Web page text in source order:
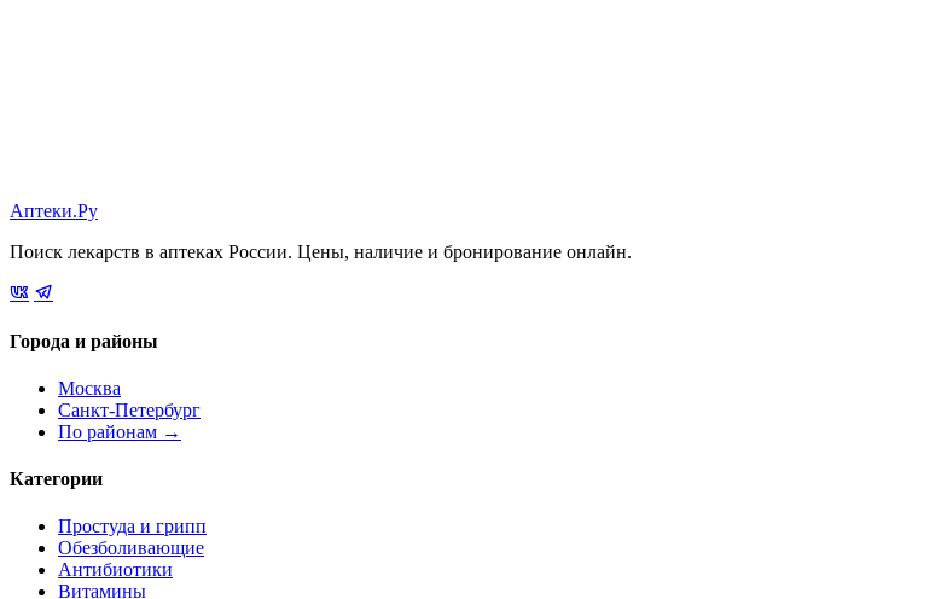
Аптеки.Ру
Поиск лекарств в аптеках России. Цены, наличие и бронирование онлайн.
Города и районы
Москва
Санкт-Петербург
По районам →
Категории
Простуда и грипп
Обезболивающие
Антибиотики
Витамины